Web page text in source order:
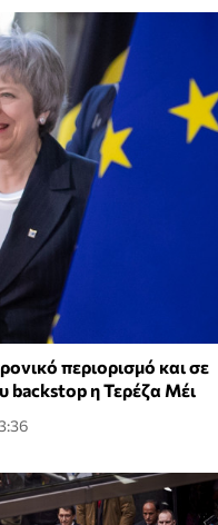
περιορισμό και σε
backstop η Τερέζα Μέι